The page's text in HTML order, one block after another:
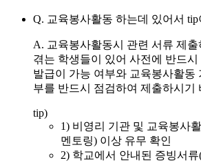
Q. 교육봉사활동 하는데 있어서 tip
A. 교육봉사활동시 관련 서류 제
겪는 학생들이 있어 사전에 반드
발급이 가능 여부와 교육봉사활동
부를 반드시 점검하여 제출하시기
tip)
1) 비영리 기관 및 교육봉사
멘토링) 이상 유무 확인
2) 학교에서 안내된 증빙서류